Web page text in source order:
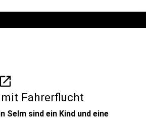
open_in_new
Fahrerflucht
Selm sind ein Kind und eine